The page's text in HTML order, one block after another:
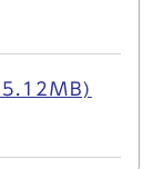
5.12MB)